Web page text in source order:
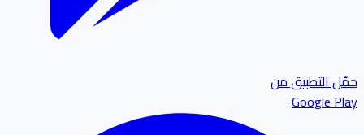
التطبيق من
Google